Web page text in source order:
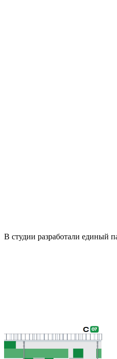
В студии разработали единый